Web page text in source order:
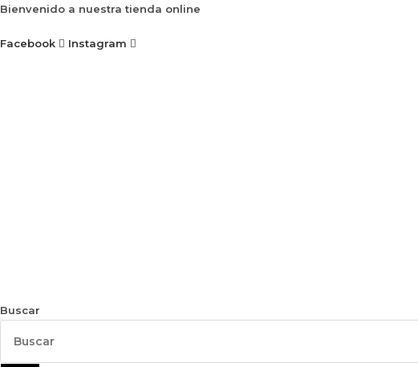
Ir
contenido
Bienvenido a nuestra tienda online
Facebook Instagram
Buscar